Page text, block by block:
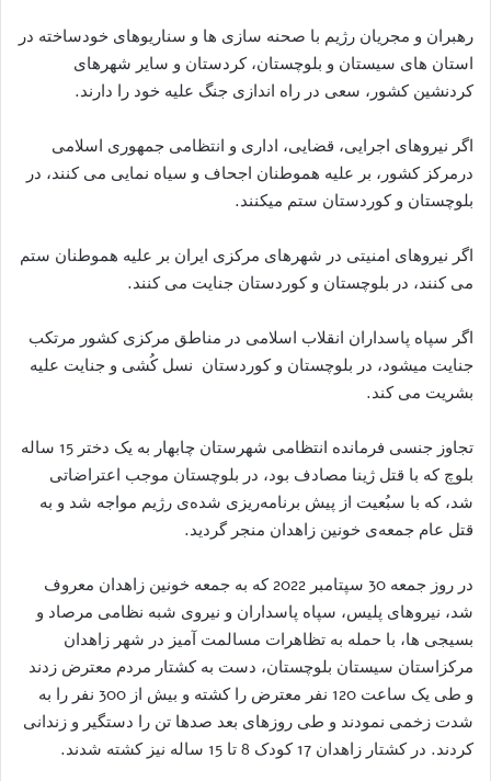
رهبران و مجریان رژیم با صحنه سازی ها و سناریوهای خودساخته در
استان های سیستان و بلوچستان، کردستان و سایر شهرهای
کردنشین کشور، سعی در راه اندازی جنگ علیه خود را دارند.
اگر نیروهای اجرایی، قضایی، اداری و انتظامی جمهوری اسلامی
درمرکز کشور، بر علیه هموطنان اجحاف و سیاه نمایی می کنند، در
بلوچستان و کوردستان ستم میکنند.
اگر نیروهای امنیتی در شهرهای مرکزی ایران بر علیه هموطنان ستم
می کنند، در بلوچستان و کوردستان جنایت می کنند.
اگر سپاه پاسداران انقلاب اسلامی در مناطق مرکزی کشور مرتکب
جنایت میشود، در بلوچستان و کوردستان نسل کُشی و جنایت علیه
بشریت می کند.
تجاوز جنسی فرمانده انتظامی شهرستان چابهار به یک دختر 15 ساله
بلوچ که با قتل ژینا مصادف بود، در بلوچستان موجب اعتراضاتی
شد، که با سبُعیت از پیش برنامه‌ریزی شده‌ی رژیم مواجه شد و به
قتل عام جمعه‌ی خونین زاهدان منجر گردید.
در روز جمعه 30 سپتامبر 2022 که به جمعه خونین زاهدان معروف
شد، نیروهای پلیس، سپاه پاسداران و نیروی شبه نظامی مرصاد و
بسیجی ها، با حمله به تظاهرات مسالمت آمیز در شهر زاهدان
مرکزاستان سیستان بلوچستان، دست به کشتار مردم معترض زدند
و طی یک ساعت 120 نفر معترض را کشته و بیش از 300 نفر را به
شدت زخمی نمودند و طی روزهای بعد صدها تن را دستگیر و زندانی
کردند. در کشتار زاهدان 17 کودک 8 تا 15 ساله نیز کشته شدند.